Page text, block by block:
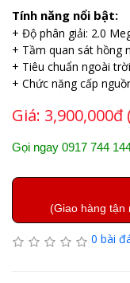
Tính năng nổi bật:
+ Độ phân giải: 2.0
+ Tầm quan sát hồng
+ Tiêu chuẩn ngoài
+ Chức năng cấp
Giá:
Gọi ngay 0917 744
(Giao hàng tận
0 bài